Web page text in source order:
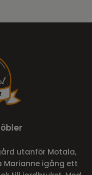
utanför Motala,
Marianne igång ett